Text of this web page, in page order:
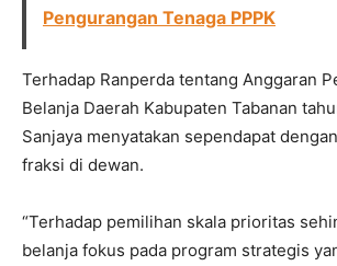
Pengurangan Tenaga PPPK
Terhadap Ranperda tentang Anggaran
Belanja Daerah Kabupaten Tabanan
Sanjaya menyatakan sependapat
fraksi di dewan.
“Terhadap pemilihan skala prioritas
belanja fokus pada program strategis